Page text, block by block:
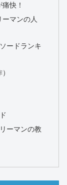
快！
マンの人
ードランキ
ーマンの教